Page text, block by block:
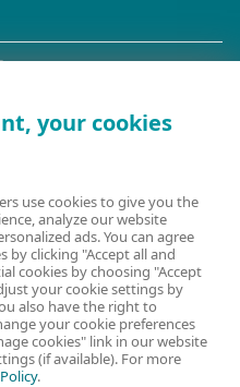
your cookies
use cookies to give you the
analyze our website
ads. You can agree
by clicking "Accept all and
cookies by choosing "Accept
your cookie settings by
also have the right to
your cookie preferences
cookies" link in our website
(if available). For more
.